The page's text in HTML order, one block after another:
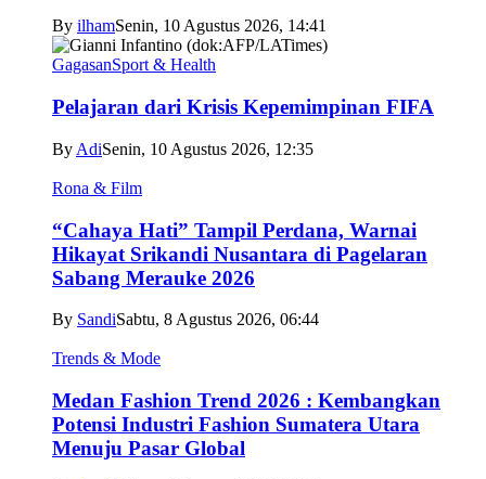
By ilhamSenin, 10 Agustus 2026, 14:41
GagasanSport & Health
Pelajaran dari Krisis Kepemimpinan FIFA
By AdiSenin, 10 Agustus 2026, 12:35
Rona & Film
“Cahaya Hati” Tampil Perdana, Warnai
Hikayat Srikandi Nusantara di Pagelaran
Sabang Merauke 2026
By SandiSabtu, 8 Agustus 2026, 06:44
Trends & Mode
Medan Fashion Trend 2026 : Kembangkan
Potensi Industri Fashion Sumatera Utara
Menuju Pasar Global